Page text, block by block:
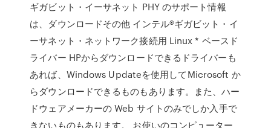
ギガビット・イーサネット PHY のサポート情報
は、ダウンロードその他 インテル®ギガビット・イ
ーサネット・ネットワーク接続用 Linux * ベースド
ライバー HPからダウンロードできるドライバーも
あれば、Windows Updateを使用してMicrosoft か
らダウンロードできるものもあります。また、ハー
ドウェアメーカーの Web サイトのみでしか入手で
きないものもあります。 お使いのコンピューター